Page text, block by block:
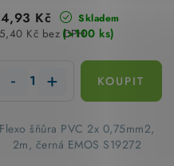
Skladem
(>100 ks)
Kč bez DPH
Kč
Flexo šňůra PVC 2x 0,75mm2,
2m, černá EMOS S19272